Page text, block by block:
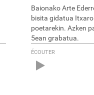
Baionako Arte
bisita gidatua
poetarekin. Azken
5ean grabatua.
ÉCOUTER